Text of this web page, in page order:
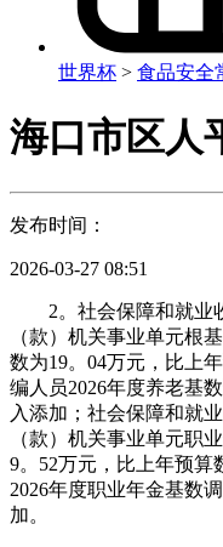
世界杯 > 食品安全
海口市区人
发布时间：
2026-03-27 08:51
2。社会保障和就业收
（款）机关事业单元根
数为19。04万元，比上
编人员2026年度养老基
入添加；社会保障和就
（款）机关事业单元职
9。52万元，比上年预算
2026年度职业年金基数
加。